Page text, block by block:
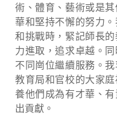
術、體育、藝術或是
華和堅持不懈的努力
和挑戰時，緊記師長
力進取，追求卓越。
不同崗位繼續服務。
教育局和官校的大家
養他們成為有才華、
出貢獻。